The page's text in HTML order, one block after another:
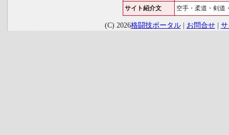
サイト紹介文 空手・柔道・剣道
(C) 2026格闘技ポータル| お問合せ|